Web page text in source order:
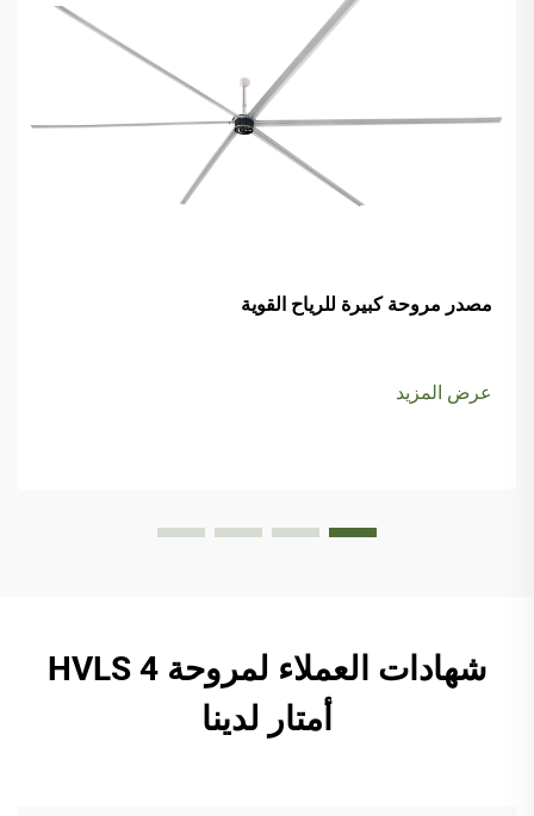
مصدر مروحة كبيرة للرياح القوية
عرض المزيد
شهادات العملاء لمروحة HVLS 4
أمتار لدينا